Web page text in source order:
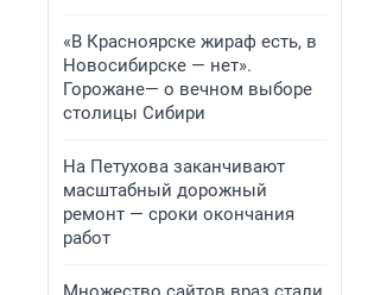
«В Красноярске жираф есть, в
Новосибирске — нет».
Горожане— о вечном выборе
столицы Сибири
На Петухова заканчивают
масштабный дорожный
ремонт — сроки окончания
работ